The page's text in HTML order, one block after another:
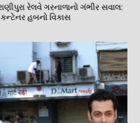
રેલવે ગરનાળાનો ગંભીર સવાલ:
હબનો વિકાસ